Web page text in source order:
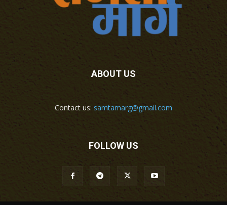
ABOUT US
Contact us: samtamarg@gmail.com
FOLLOW US